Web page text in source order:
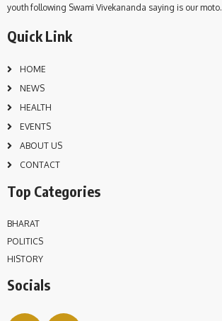
youth following Swami Vivekananda saying is our moto.
Quick Link
HOME
NEWS
HEALTH
EVENTS
ABOUT US
CONTACT
Top Categories
BHARAT
POLITICS
HISTORY
Socials